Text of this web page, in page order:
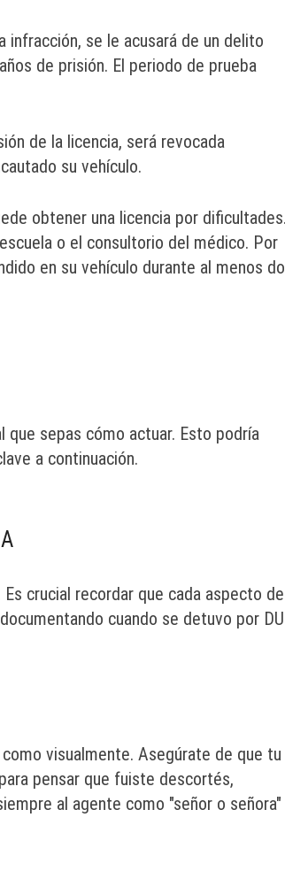
infracción, se le acusará de un delito
de prisión. El periodo de prueba
de la licencia, será revocada
su vehículo.
obtener una licencia por
o el consultorio del médico. Por
en su vehículo durante al menos
sepas cómo actuar. Esto podría
a continuación.
crucial recordar que cada aspecto de
cuando se detuvo por
visualmente. Asegúrate de que tu
pensar que fuiste descortés,
al agente como "señor o señora"